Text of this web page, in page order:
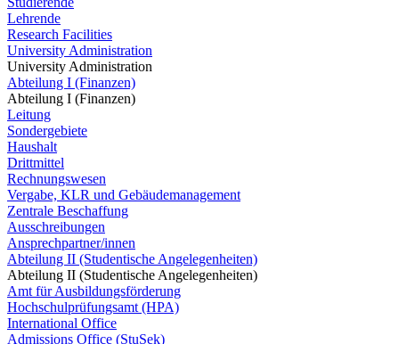
Lehrende
Research Facilities
University Administration
University Administration
Abteilung I (Finanzen)
Abteilung I (Finanzen)
Leitung
Sondergebiete
Haushalt
Drittmittel
Rechnungswesen
Vergabe, KLR und Gebäudemanagement
Zentrale Beschaffung
Ausschreibungen
Ansprechpartner/innen
Abteilung II (Studentische Angelegenheiten)
Abteilung II (Studentische Angelegenheiten)
Amt für Ausbildungsförderung
Hochschulprüfungsamt (HPA)
International Office
Admissions Office (StuSek)